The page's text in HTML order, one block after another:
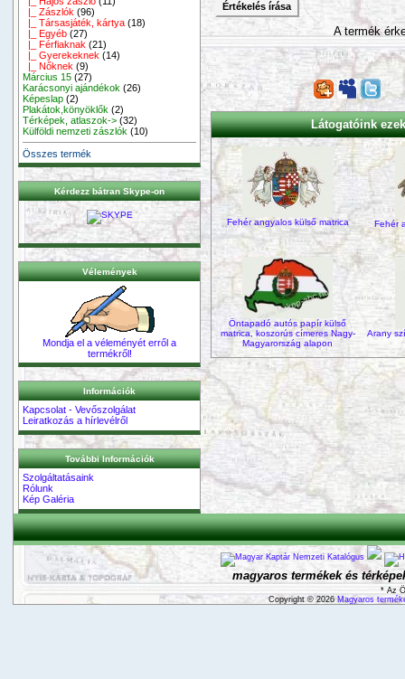
|_ Zászlók (96)
|_ Társasjáték, kártya (18)
|_ Egyéb (27)
|_ Férfiaknak (21)
|_ Gyerekeknek (14)
|_ Nőknek (9)
Március 15 (27)
Karácsonyi ajándékok (26)
Képeslap (2)
Plakátok,könyöklők (2)
Térképek, atlaszok-> (32)
Külföldi nemzeti zászlók (10)
Összes termék
Kérdezz bátran Skype-on
Vélemények
Mondja el a véleményét erről a
termékről!
Információk
Kapcsolat - Vevőszolgálat
Leiratkozás a hírlevélről
További Információk
Szolgáltatásaink
Rólunk
Kép Galéria
Értékelés írása
A termék
Látogatóink
Fehér angyalos külső matrica Fehér
Öntapadó autós papír külső
matrica, koszorús címeres Nagy-
Magyarország alapon
Arany
magyaros termékek és
* Az
Copyright © 2026 Magyaros